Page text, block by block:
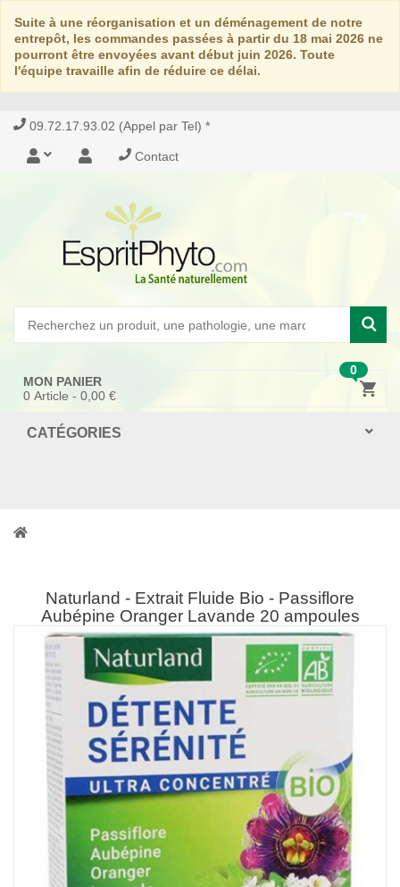
Suite à une réorganisation et un déménagement de notre
entrepôt, les commandes passées à partir du 18 mai 2026 ne
pourront être envoyées avant début juin 2026. Toute
l'équipe travaille afin de réduire ce délai.
09.72.17.93.02 (Appel par Tel) *
Contact
0
MON PANIER
0 Article - 0,00 €
CATÉGORIES
Naturland - Extrait Fluide Bio - Passiflore
Aubépine Oranger Lavande 20 ampoules